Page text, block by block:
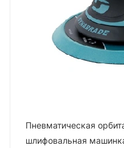
Пневматическая
шлифовальная